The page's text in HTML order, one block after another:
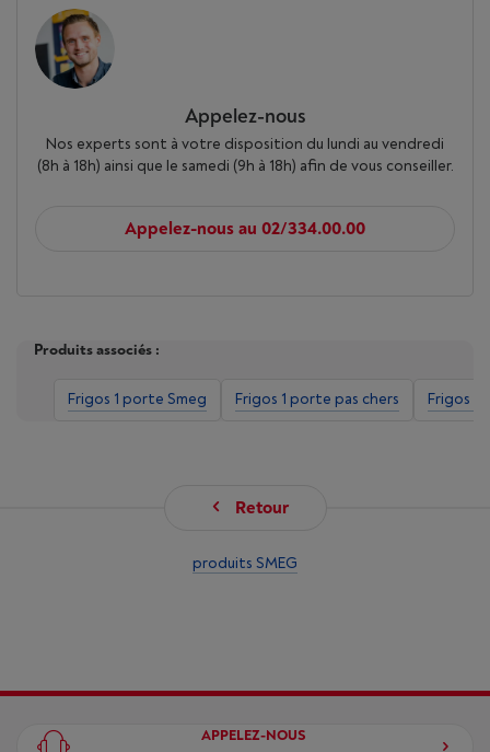
Appelez-nous
Nos experts sont à votre disposition du lundi au vendredi
(8h à 18h) ainsi que le samedi (9h à 18h) afin de vous conseiller.
Appelez-nous au 02/334.00.00
Produits associés :
Frigos 1 porte Smeg Frigos 1 porte pas chers Frigos 1
Retour
produits SMEG
APPELEZ-NOUS